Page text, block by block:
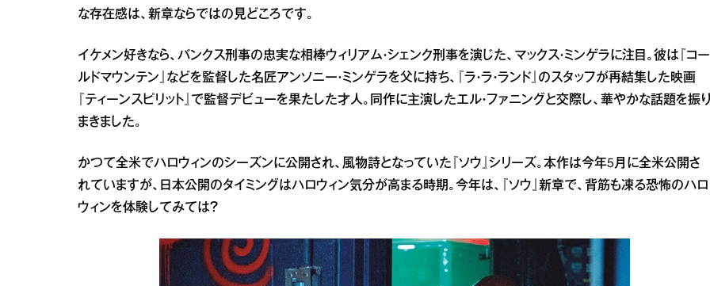
な存在感は、新章ならではの見どころです。
イケメン好きなら、バンクス刑事の忠実な相棒ウィリアム・シェンク刑事を演じた、マックス・ミンゲラに注目。彼は『コー
ルドマウンテン』などを監督した名匠アンソニー・ミンゲラを父に持ち、『ラ・ラ・ランド』のスタッフが再結集した映画
『ティーンスピリット』で監督デビューを果たした才人。同作に主演したエル・ファニングと交際し、華やかな話題を振り
まきました。
かつて全米でハロウィンのシーズンに公開され、風物詩となっていた『ソウ』シリーズ。本作は今年5月に全米公開さ
れていますが、日本公開のタイミングはハロウィン気分が高まる時期。今年は、『ソウ』新章で、背筋も凍る恐怖のハロ
ウィンを体験してみては？